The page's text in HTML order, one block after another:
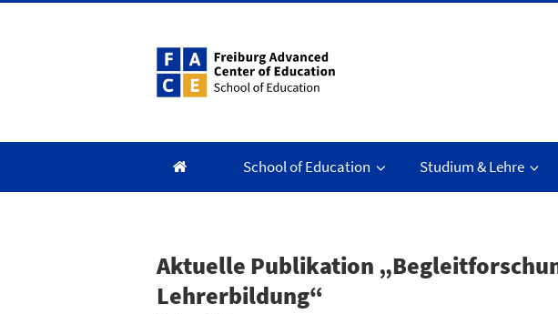
Zum
School of Education Studium & Lehre
Aktuelle Publikation
Lehrerbildung“